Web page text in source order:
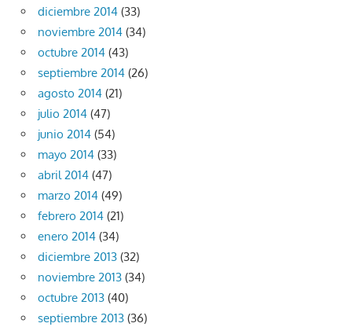
diciembre 2014 (33)
noviembre 2014 (34)
octubre 2014 (43)
septiembre 2014 (26)
agosto 2014 (21)
julio 2014 (47)
junio 2014 (54)
mayo 2014 (33)
abril 2014 (47)
marzo 2014 (49)
febrero 2014 (21)
enero 2014 (34)
diciembre 2013 (32)
noviembre 2013 (34)
octubre 2013 (40)
septiembre 2013 (36)